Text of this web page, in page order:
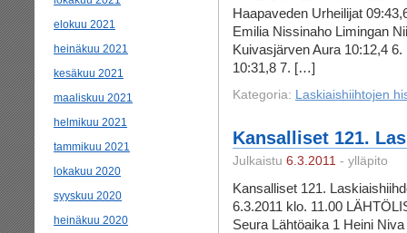
elokuu 2021
heinäkuu 2021
kesäkuu 2021
maaliskuu 2021
helmikuu 2021
tammikuu 2021
lokakuu 2020
syyskuu 2020
heinäkuu 2020
Haapaveden Urheilijat
Emilia Nissinaho Limingan
Kuivasjärven Aura 10:12,4
10:31,8 7. […]
Kategoria: Laskiaishiihtojen
Kansalliset 121.
Julkaistu 6.3.2011 - ylläpito
Kansalliset 121.
6.3.2011 klo. 11.00
Seura Lähtöaika 1 Heini